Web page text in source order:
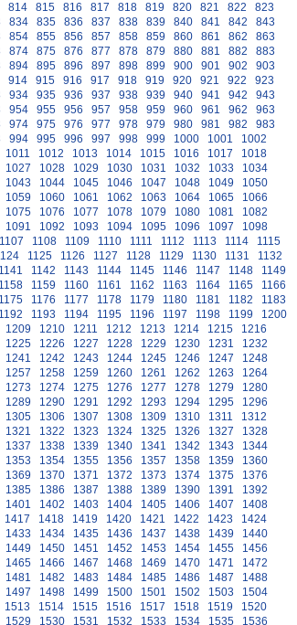
814 815 816 817 818 819 820 821 822
823
834 835 836 837 838 839 840 841 842
843
854 855 856 857 858 859 860 861 862
863
874 875 876 877 878 879 880 881 882
883
894 895 896 897 898 899 900 901 902
903
914 915 916 917 918 919 920 921 922
923
934 935 936 937 938 939 940 941 942
943
954 955 956 957 958 959 960 961 962
963
974 975 976 977 978 979 980 981 982
983
994 995 996 997 998 999 1000 1001
1002
1011 1012 1013 1014 1015 1016 1017
1018
1027 1028 1029 1030 1031 1032 1033
1034
1043 1044 1045 1046 1047 1048 1049
1050
1059 1060 1061 1062 1063 1064 1065
1066
1075 1076 1077 1078 1079 1080 1081
1082
1091 1092 1093 1094 1095 1096 1097
1098
1107 1108 1109 1110 1111 1112 1113 1114
1115
1125 1126 1127 1128 1129 1130 1131
1132
1141 1142 1143 1144 1145 1146 1147 1148
1149
1158 1159 1160 1161 1162 1163 1164 1165
1166
1175 1176 1177 1178 1179 1180 1181 1182
1183
1192 1193 1194 1195 1196 1197 1198 1199
1200
1209 1210 1211 1212 1213 1214 1215
1216
1225 1226 1227 1228 1229 1230 1231
1232
1241 1242 1243 1244 1245 1246 1247
1248
1257 1258 1259 1260 1261 1262 1263
1264
1273 1274 1275 1276 1277 1278 1279
1280
1289 1290 1291 1292 1293 1294 1295
1296
1305 1306 1307 1308 1309 1310 1311
1312
1321 1322 1323 1324 1325 1326 1327
1328
1337 1338 1339 1340 1341 1342 1343
1344
1353 1354 1355 1356 1357 1358 1359
1360
1369 1370 1371 1372 1373 1374 1375
1376
1385 1386 1387 1388 1389 1390 1391
1392
1401 1402 1403 1404 1405 1406 1407
1408
1417 1418 1419 1420 1421 1422 1423
1424
1433 1434 1435 1436 1437 1438 1439
1440
1449 1450 1451 1452 1453 1454 1455
1456
1465 1466 1467 1468 1469 1470 1471
1472
1481 1482 1483 1484 1485 1486 1487
1488
1497 1498 1499 1500 1501 1502 1503
1504
1513 1514 1515 1516 1517 1518 1519
1520
1529 1530 1531 1532 1533 1534 1535 1536